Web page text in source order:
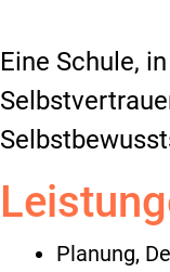
Eine Schule,
Planung,